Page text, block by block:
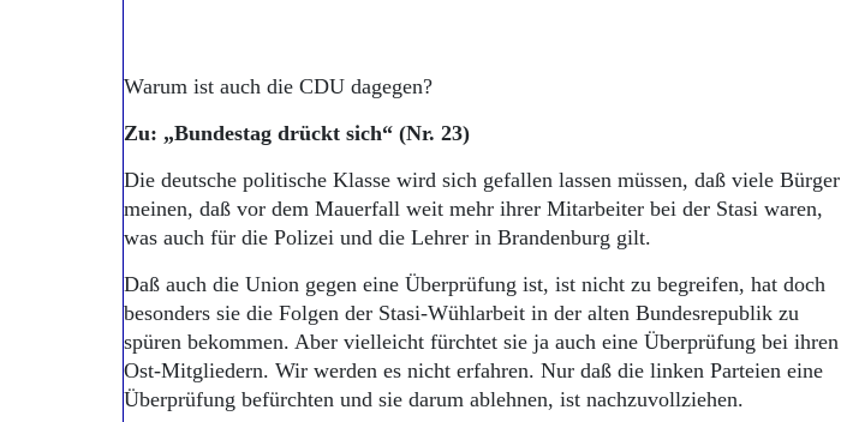
Warum ist auch die CDU dagegen?
Zu: „Bundestag drückt sich“ (Nr. 23)
Die deutsche politische Klasse wird sich gefallen lassen müssen, daß viele Bürger
meinen, daß vor dem Mauerfall weit mehr ihrer Mitarbeiter bei der Stasi waren,
was auch für die Polizei und die Lehrer in Brandenburg gilt.
Daß auch die Union gegen eine Überprüfung ist, ist nicht zu begreifen, hat doch
besonders sie die Folgen der Stasi-Wühlarbeit in der alten Bundesrepublik zu
spüren bekommen. Aber vielleicht fürchtet sie ja auch eine Überprüfung bei ihren
Ost-Mitgliedern. Wir werden es nicht erfahren. Nur daß die linken Parteien eine
Überprüfung befürchten und sie darum ablehnen, ist nachzuvollziehen.